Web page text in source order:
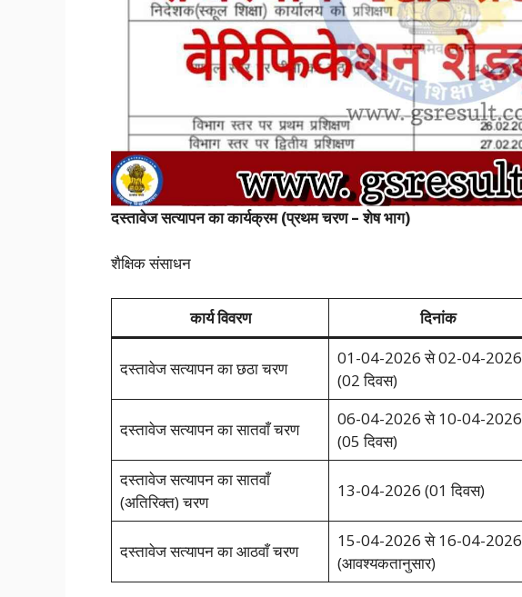
दस्तावेज सत्यापन का कार्यक्रम (प्रथम चरण – शेष भाग)
शैक्षिक संसाधन
कार्य विवरण दिनांक
दस्तावेज सत्यापन का छठा चरण
01-04-2026 से 02-04-2026
(02 दिवस)
दस्तावेज सत्यापन का सातवाँ चरण
06-04-2026 से 10-04-2026
(05 दिवस)
दस्तावेज सत्यापन का सातवाँ
(अतिरिक्त) चरण
13-04-2026 (01 दिवस)
दस्तावेज सत्यापन का आठवाँ चरण
15-04-2026 से 16-04-2026
(आवश्यकतानुसार)